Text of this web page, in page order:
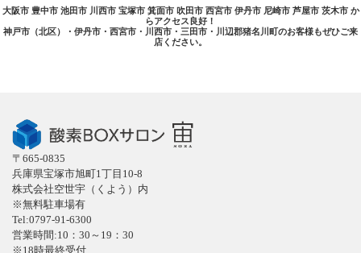
大阪市 豊中市 池田市 川西市 宝塚市 箕面市 吹田市 西宮市 伊丹市 尼崎市 芦屋市 茨木市 か
らアクセス良好！
神戸市（北区）・伊丹市・西宮市・川西市・三田市・川辺郡猪名川町のお客様もぜひご来
店ください。
〒665-0835
兵庫県宝塚市旭町1丁目10-8
株式会社空世宇（くよう）内
※無料駐車場有
Tel:0797-91-6300
営業時間:10：30～19：30
※18時最終受付